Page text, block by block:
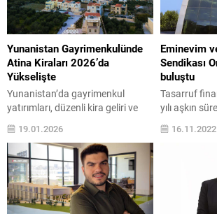
Yunanistan Gayrimenkulünde
Atina Kiraları 2026’da
Yükselişte
Yunanistan’da gayrimenkul
yatırımları, düzenli kira geliri ve
bölgesel çeşitlilik sunmasıyla
Türkiye’deki yatırımcıların ilgi
odağı haline geliyor. 2025 verileri
ve 2026 öngörüleri, özellikle Atina
ve turistik bölgelerde cazip getiri
potansiyeline işaret ediyor.
Yatırım yoluyla oturum ve
19.01.2026
Eminevim
Sendikası
buluştu
Tasarruf
yılı aşkın
Eminevim,
kapsamında
Kimya
(Petrol-İş
protokolü
16.11.2022